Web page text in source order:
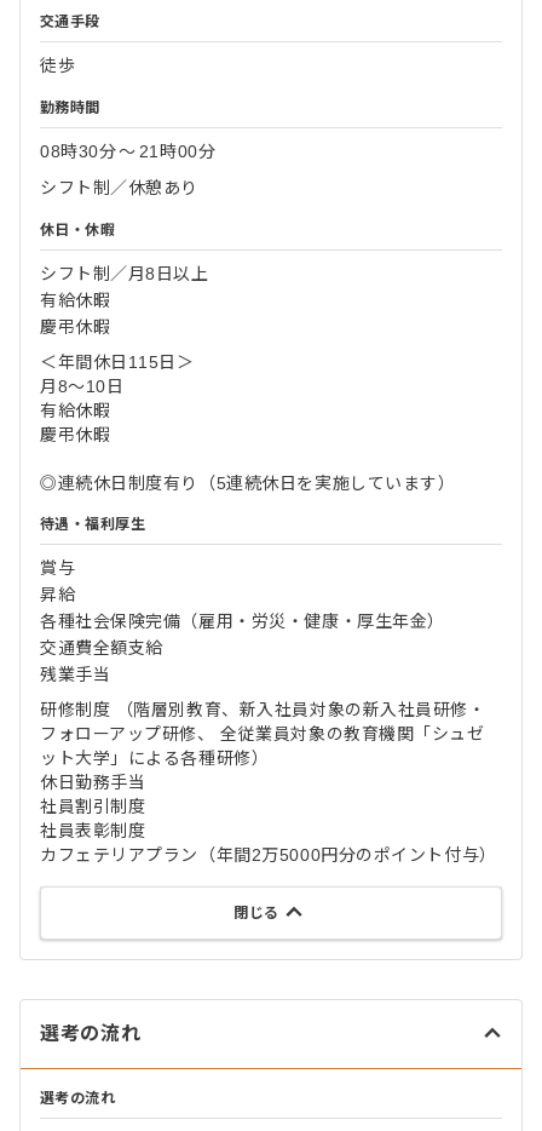
交通手段
徒歩
勤務時間
08時30分〜 21時00分
シフト制／休憩あり
休日・休暇
シフト制／月8日以上
有給休暇
慶弔休暇
＜年間休日115日＞
月8～10日
有給休暇
慶弔休暇
◎連続休日制度有り（5連続休日を実施しています）
待遇・福利厚生
賞与
昇給
各種社会保険完備（雇用・労災・健康・厚生年金）
交通費全額支給
残業手当
研修制度 （階層別教育、新入社員対象の新入社員研修・
フォローアップ研修、 全従業員対象の教育機関「シュゼ
ット大学」による各種研修）
休日勤務手当
社員割引制度
社員表彰制度
カフェテリアプラン（年間2万5000円分のポイント付与）
閉じる
選考の流れ
選考の流れ